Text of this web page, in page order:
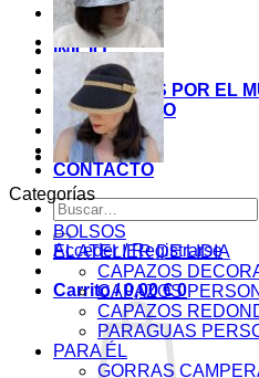
INICIO
TIENDA
MIS COSITAS POR EL
EL COMIENZO
BLOG
PAGOS
CONTACTO
Buscar
por:
Acceder / Registrarse
Carrito /0,00€ 0
Categorías
BOLSOS
EL ATELIER DE LIDIA
CAPAZOS
CAPAZOS
CAPAZOS
PARAGUAS
PARA ÉL
GORRAS